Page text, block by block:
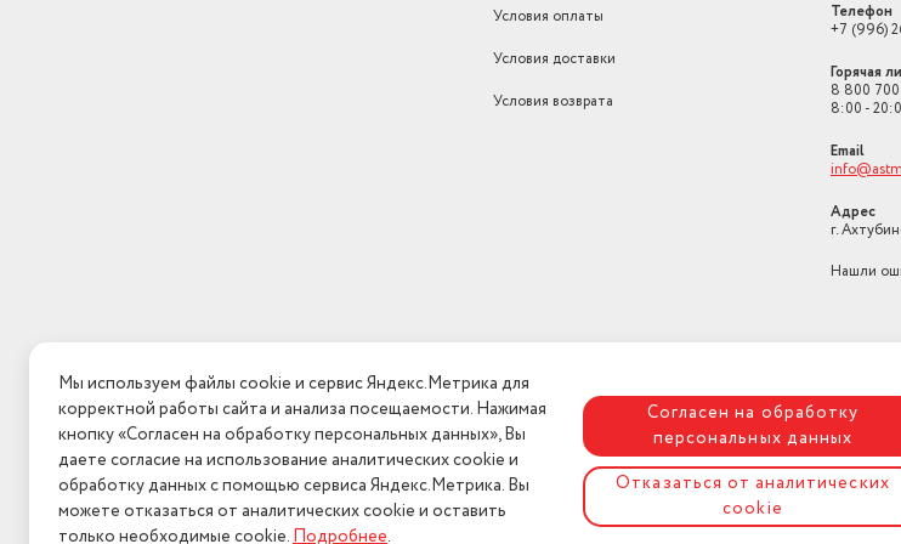
Количество программ стирки
12
Бренд
Indesit
Тип управления
механическое
Минимальная температура (С)
20
Доп. опции стиральной машины
Длина товара в упаковке, в
Ширина товара в упаковке, в
Высота товара в упаковке, в
Загрузка белья для стирки (кг)
Функциональные особенности
Условия оплаты
Условия доставки
Условия возврата
Телефон
+7 (996)
Горячая
8 800
8:00 -
Email
Адрес
г.
Нашли
Мы используем файлы cookie и сервис Яндекс.Метрика для
корректной работы сайта и анализа посещаемости. Нажимая
кнопку «Согласен на обработку персональных данных», Вы
даете согласие на использование аналитических cookie и
обработку данных с помощью сервиса Яндекс.Метрика. Вы
можете отказаться от аналитических cookie и оставить
только необходимые cookie.Подробнее.
Согласен на обработку
персональных данных
Отказаться от аналитических
cookie